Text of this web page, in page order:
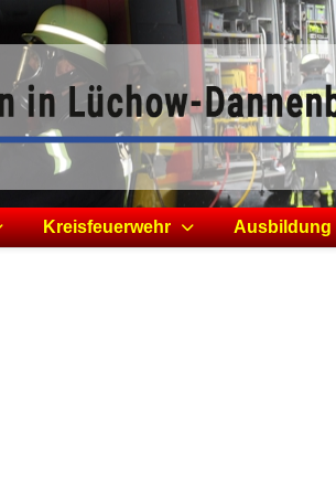
Kreisfeuerwehr Ausbildung